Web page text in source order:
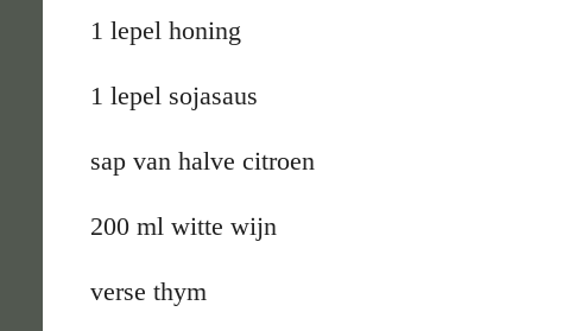
1 lepel honing
1 lepel sojasaus
sap van halve citroen
200 ml witte wijn
verse thym